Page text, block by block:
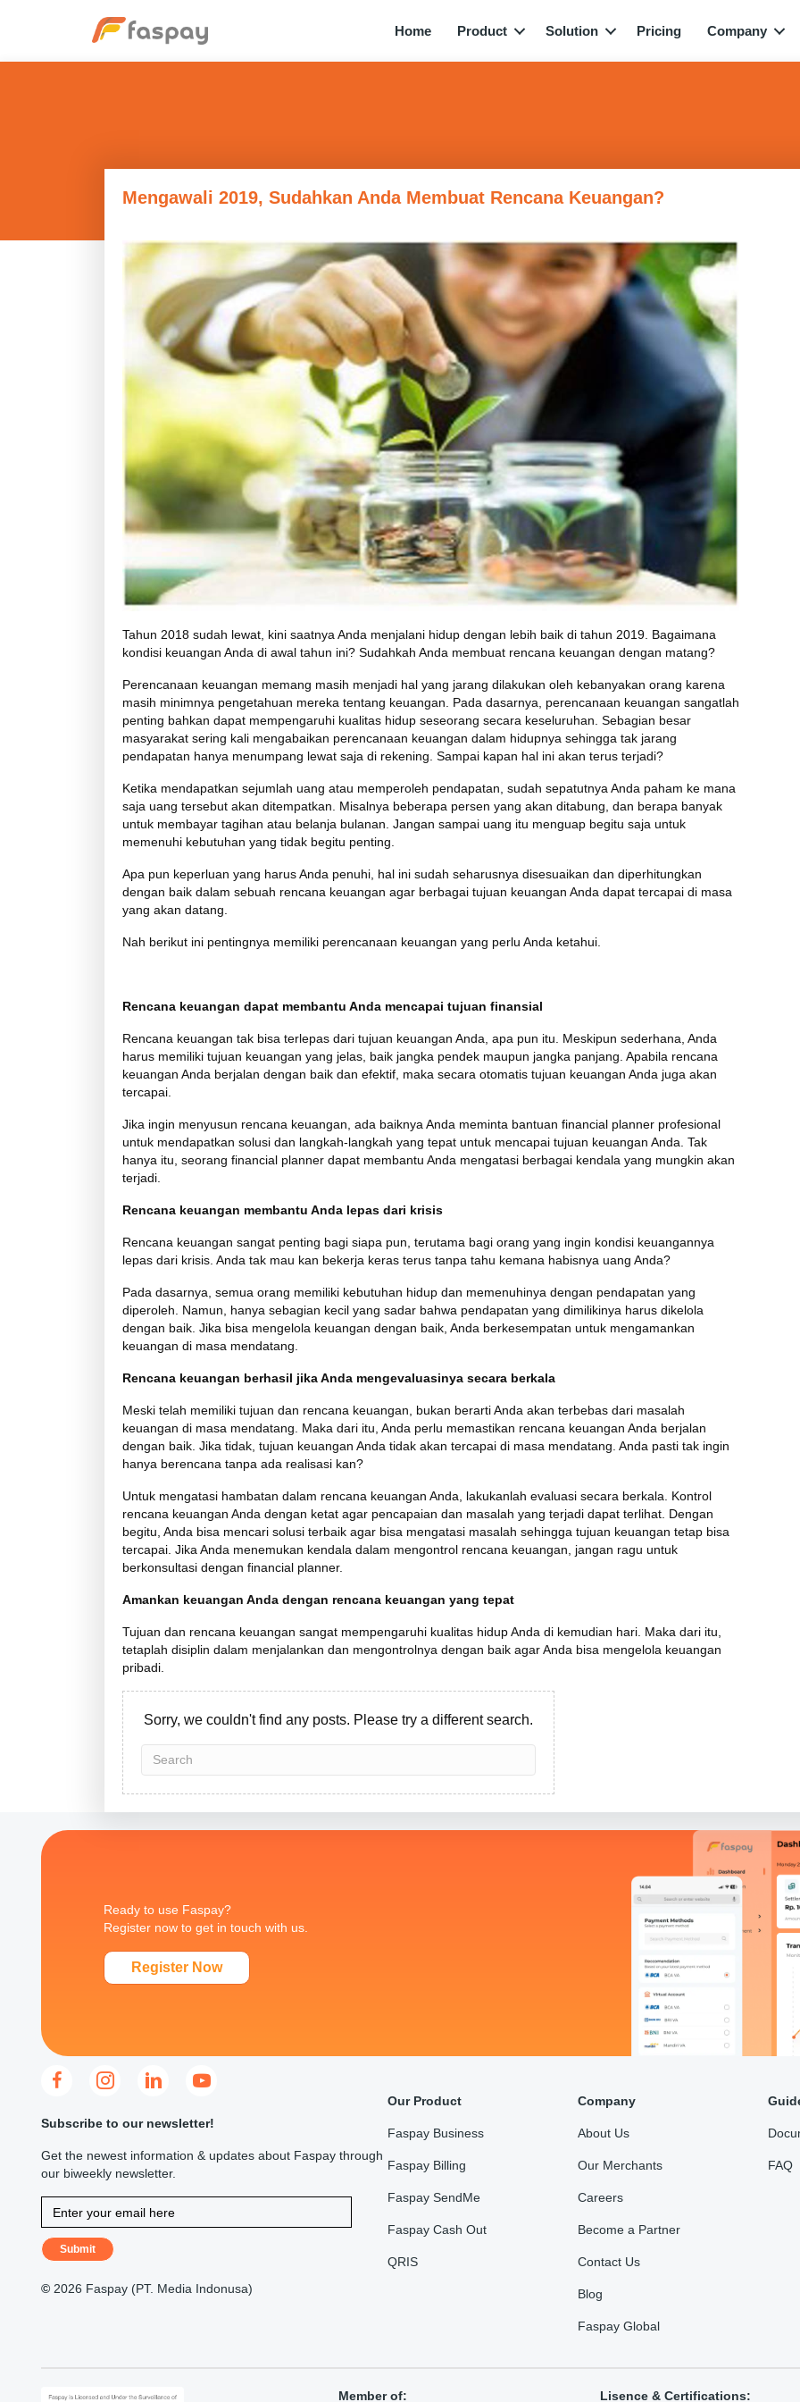
Home Product Solution Pricing Company
Mengawali 2019, Sudahkan Anda Membuat Rencana Keuangan?
Tahun 2018 sudah lewat, kini saatnya Anda menjalani hidup dengan lebih baik di tahun 2019. Bagaimana
kondisi keuangan Anda di awal tahun ini? Sudahkah Anda membuat rencana keuangan dengan matang?
Perencanaan keuangan memang masih menjadi hal yang jarang dilakukan oleh kebanyakan orang karena
masih minimnya pengetahuan mereka tentang keuangan. Pada dasarnya, perencanaan keuangan sangatlah
penting bahkan dapat mempengaruhi kualitas hidup seseorang secara keseluruhan. Sebagian besar
masyarakat sering kali mengabaikan perencanaan keuangan dalam hidupnya sehingga tak jarang
pendapatan hanya menumpang lewat saja di rekening. Sampai kapan hal ini akan terus terjadi?
Ketika mendapatkan sejumlah uang atau memperoleh pendapatan, sudah sepatutnya Anda paham ke mana
saja uang tersebut akan ditempatkan. Misalnya beberapa persen yang akan ditabung, dan berapa banyak
untuk membayar tagihan atau belanja bulanan. Jangan sampai uang itu menguap begitu saja untuk
memenuhi kebutuhan yang tidak begitu penting.
Apa pun keperluan yang harus Anda penuhi, hal ini sudah seharusnya disesuaikan dan diperhitungkan
dengan baik dalam sebuah rencana keuangan agar berbagai tujuan keuangan Anda dapat tercapai di masa
yang akan datang.
Nah berikut ini pentingnya memiliki perencanaan keuangan yang perlu Anda ketahui.
Rencana keuangan dapat membantu Anda mencapai tujuan finansial
Rencana keuangan tak bisa terlepas dari tujuan keuangan Anda, apa pun itu. Meskipun sederhana, Anda
harus memiliki tujuan keuangan yang jelas, baik jangka pendek maupun jangka panjang. Apabila rencana
keuangan Anda berjalan dengan baik dan efektif, maka secara otomatis tujuan keuangan Anda juga akan
tercapai.
Jika ingin menyusun rencana keuangan, ada baiknya Anda meminta bantuan financial planner profesional
untuk mendapatkan solusi dan langkah-langkah yang tepat untuk mencapai tujuan keuangan Anda. Tak
hanya itu, seorang financial planner dapat membantu Anda mengatasi berbagai kendala yang mungkin akan
terjadi.
Rencana keuangan membantu Anda lepas dari krisis
Rencana keuangan sangat penting bagi siapa pun, terutama bagi orang yang ingin kondisi keuangannya
lepas dari krisis. Anda tak mau kan bekerja keras terus tanpa tahu kemana habisnya uang Anda?
Pada dasarnya, semua orang memiliki kebutuhan hidup dan memenuhinya dengan pendapatan yang
diperoleh. Namun, hanya sebagian kecil yang sadar bahwa pendapatan yang dimilikinya harus dikelola
dengan baik. Jika bisa mengelola keuangan dengan baik, Anda berkesempatan untuk mengamankan
keuangan di masa mendatang.
Rencana keuangan berhasil jika Anda mengevaluasinya secara berkala
Meski telah memiliki tujuan dan rencana keuangan, bukan berarti Anda akan terbebas dari masalah
keuangan di masa mendatang. Maka dari itu, Anda perlu memastikan rencana keuangan Anda berjalan
dengan baik. Jika tidak, tujuan keuangan Anda tidak akan tercapai di masa mendatang. Anda pasti tak ingin
hanya berencana tanpa ada realisasi kan?
Untuk mengatasi hambatan dalam rencana keuangan Anda, lakukanlah evaluasi secara berkala. Kontrol
rencana keuangan Anda dengan ketat agar pencapaian dan masalah yang terjadi dapat terlihat. Dengan
begitu, Anda bisa mencari solusi terbaik agar bisa mengatasi masalah sehingga tujuan keuangan tetap bisa
tercapai. Jika Anda menemukan kendala dalam mengontrol rencana keuangan, jangan ragu untuk
berkonsultasi dengan financial planner.
Amankan keuangan Anda dengan rencana keuangan yang tepat
Tujuan dan rencana keuangan sangat mempengaruhi kualitas hidup Anda di kemudian hari. Maka dari itu,
tetaplah disiplin dalam menjalankan dan mengontrolnya dengan baik agar Anda bisa mengelola keuangan
pribadi.
Sorry, we couldn't find any posts. Please try a different search.
Ready to use Faspay?
Register now to get in touch with us.
Register Now
Subscribe to our newsletter!
Get the newest information & updates about Faspay through
our biweekly newsletter.
Submit
© 2026 Faspay (PT. Media Indonusa)
Our Product
Faspay Business
Faspay Billing
Faspay SendMe
Faspay Cash Out
QRIS
Company
About Us
Our Merchants
Careers
Become a Partner
Contact Us
Blog
Faspay Global
FAQ
Member of: Lisence & Certifications: